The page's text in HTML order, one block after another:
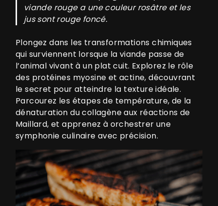
viande rouge a une couleur rosâtre et les
jus sont rouge foncé.
Plongez dans les transformations chimiques
qui surviennent lorsque la viande passe de
l’animal vivant à un plat cuit. Explorez le rôle
des protéines myosine et actine, découvrant
le secret pour atteindre la texture idéale.
Parcourez les étapes de température, de la
dénaturation du collagène aux réactions de
Maillard, et apprenez à orchestrer une
symphonie culinaire avec précision.